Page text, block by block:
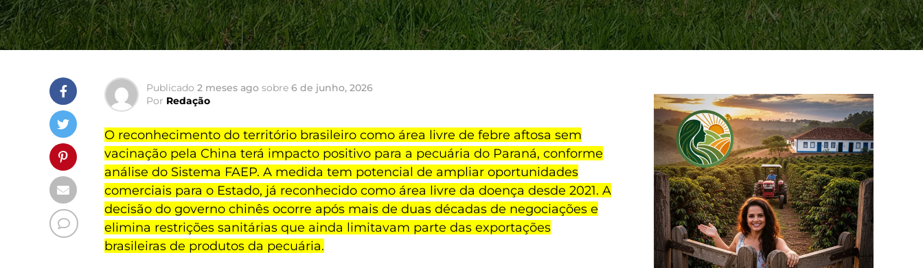
Publicado 2 meses ago sobre 6 de junho, 2026
Por Redação
O reconhecimento do território brasileiro como área livre de febre aftosa sem
vacinação pela China terá impacto positivo para a pecuária do Paraná, conforme
análise do Sistema FAEP. A medida tem potencial de ampliar oportunidades
comerciais para o Estado, já reconhecido como área livre da doença desde 2021. A
decisão do governo chinês ocorre após mais de duas décadas de negociações e
elimina restrições sanitárias que ainda limitavam parte das exportações
brasileiras de produtos da pecuária.